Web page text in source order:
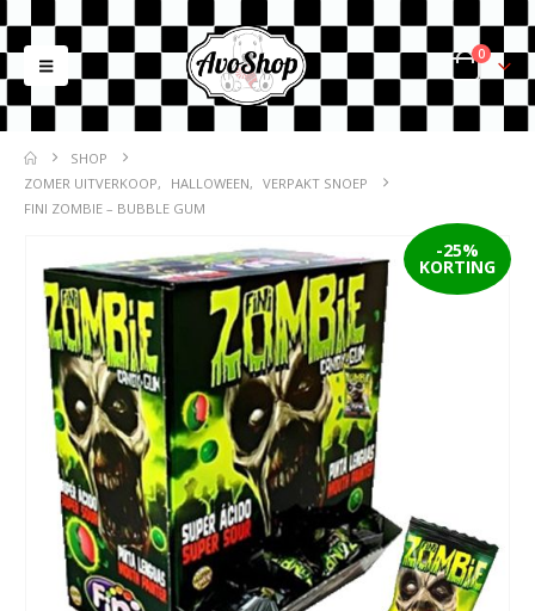
0
SHOP
ZOMER UITVERKOOP, HALLOWEEN, VERPAKT SNOEP
FINI ZOMBIE – BUBBLE GUM
-25%
KORTING